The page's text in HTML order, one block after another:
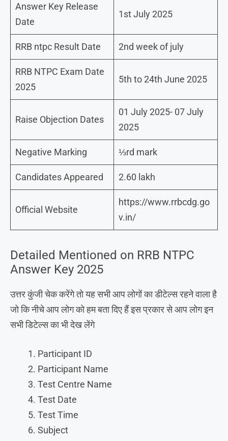
Answer Key Release
Date
1st July 2025
RRB ntpc Result Date 2nd week of july
RRB NTPC Exam Date
2025
5th to 24th June 2025
Raise Objection Dates
01 July 2025- 07 July
2025
Negative Marking ⅓rd mark
Candidates Appeared 2.60 lakh
Official Website
https://www.rrbcdg.go
v.in/
Detailed Mentioned on RRB NTPC
Answer Key 2025
उत्तर कुंजी चेक करेंगे तो यह सभी आप लोगों का डीटेल्स रहने वाला है
जो कि नीचे आप लोग को हम बता दिए हैं इस प्रकार से आप लोग इन
सभी डिटेल्स का भी देख लेंगे
Participant ID
Participant Name
Test Centre Name
Test Date
Test Time
Subject